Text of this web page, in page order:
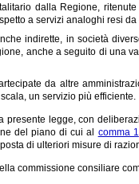
dalla Regione,
a servizi analoghi resi
indirette, in società
anche a seguito di una
da altre
un servizio più efficiente.
presente legge, con
del piano di cui al comma 1
di ulteriori misure di
commissione consiliare